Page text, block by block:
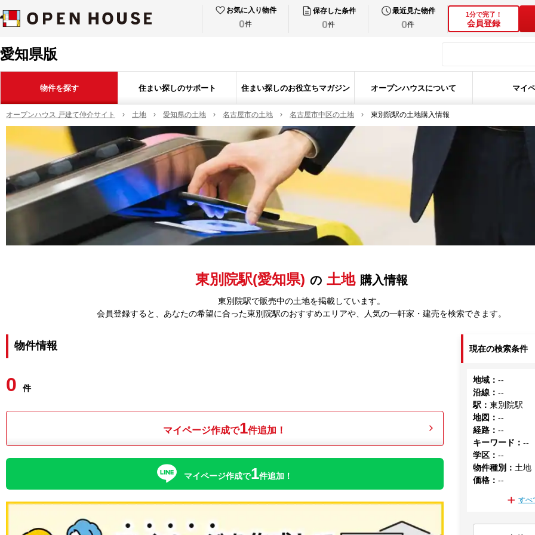
お気に入り物件
0件
保存した条件
0件
最近見た物件
0件
1分で完了！
会員登録
愛知県版
物件を探す 住まい探しのサポート 住まい探しのお役立ちマガジン オープンハウスについて マイ
オープンハウス 戸建て仲介サイト 土地 愛知県の土地 名古屋市の土地 名古屋市中区の土地 東別院駅の土地購入情報
東別院駅(愛知県) の 土地 購入情報
東別院駅で販売中の土地を掲載しています。
会員登録すると、あなたの希望に合った東別院駅のおすすめエリアや、人気の一軒家・建売を検索できます。
物件情報
0 件
マイページ作成で1件追加！
マイページ作成で1件追加！
現在の検索条件
地域 ：--
沿線 ：--
駅 ：東別院駅
地図 ：--
経路 ：--
キーワード ：--
学区 ：--
物件種別 ： 土地
価格 ：--
すべ